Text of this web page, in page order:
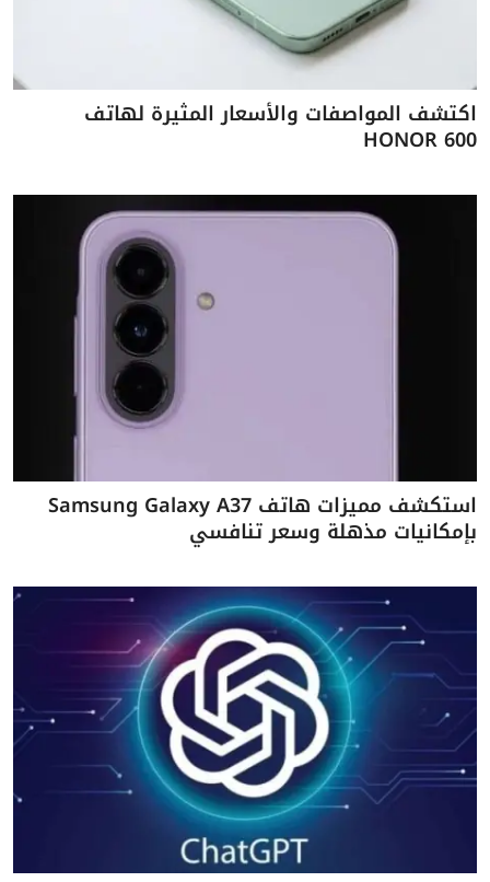
اكتشف المواصفات والأسعار المثيرة لهاتف
HONOR 600
استكشف مميزات هاتف Samsung Galaxy A37
بإمكانيات مذهلة وسعر تنافسي